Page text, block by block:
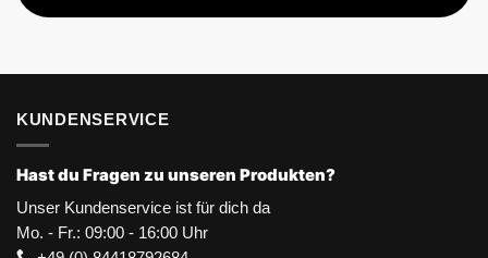
KUNDENSERVICE
Hast du Fragen zu unseren Produkten?
Unser Kundenservice ist für dich da
Mo. - Fr.: 09:00 - 16:00 Uhr